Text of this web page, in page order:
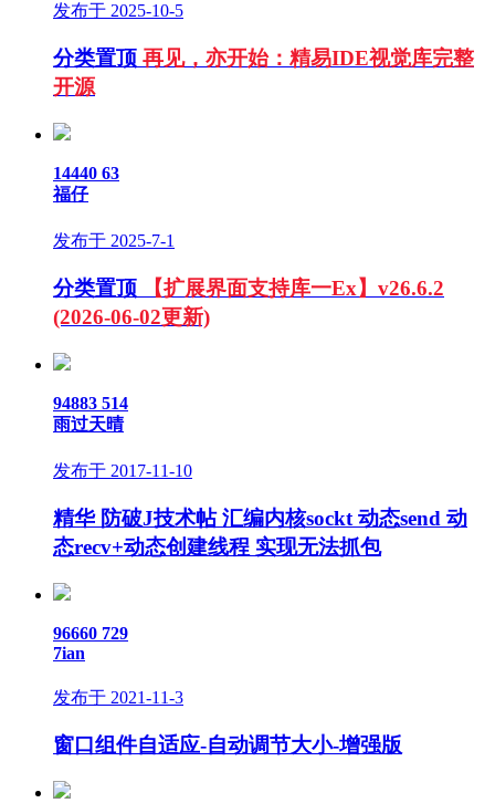
发布于 2025-10-5
分类置顶 再见，亦开始：精易IDE视觉库完整
开源
14440 63
福仔
发布于 2025-7-1
分类置顶
【扩展界面支持库一Ex】v26.6.2
(2026-06-02更新)
94883 514
雨过天晴
发布于 2017-11-10
精华 防破J技术帖 汇编内核sockt 动态send 动
态recv+动态创建线程 实现无法抓包
96660 729
7ian
发布于 2021-11-3
窗口组件自适应-自动调节大小-增强版